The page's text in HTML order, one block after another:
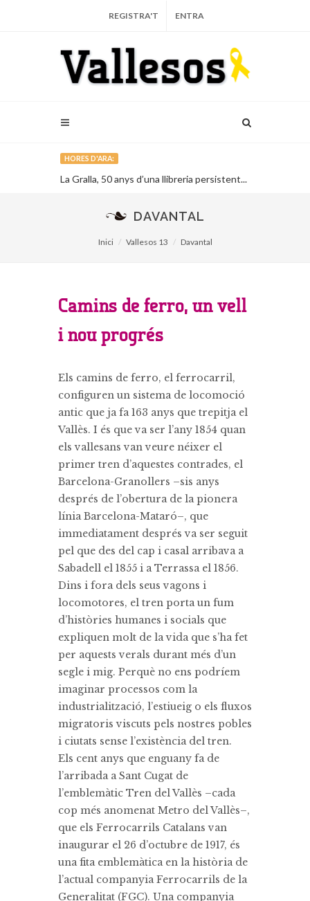
REGISTRA'T ENTRA
HORES D'ARA:
La Gralla, 50 anys d’una llibreria persistent...
DAVANTAL
Inici Vallesos 13 Davantal
Camins de ferro, un vell
i nou progrés
Els camins de ferro, el ferrocarril,
configuren un sistema de locomoció
antic que ja fa 163 anys que trepitja el
Vallès. I és que va ser l’any 1854 quan
els vallesans van veure néixer el
primer tren d’aquestes contrades, el
Barcelona-Granollers –sis anys
després de l’obertura de la pionera
línia Barcelona-Mataró–, que
immediatament després va ser seguit
pel que des del cap i casal arribava a
Sabadell el 1855 i a Terrassa el 1856.
Dins i fora dels seus vagons i
locomotores, el tren porta un fum
d’històries humanes i socials que
expliquen molt de la vida que s’ha fet
per aquests verals durant més d’un
segle i mig. Perquè no ens podríem
imaginar processos com la
industrialització, l’estiueig o els fluxos
migratoris viscuts pels nostres pobles
i ciutats sense l’existència del tren.
Els cent anys que enguany fa de
l’arribada a Sant Cugat de
l’emblemàtic Tren del Vallès –cada
cop més anomenat Metro del Vallès–,
que els Ferrocarrils Catalans van
inaugurar el 26 d’octubre de 1917, és
una fita emblemàtica en la història de
l’actual companyia Ferrocarrils de la
Generalitat (FGC). Una companyia